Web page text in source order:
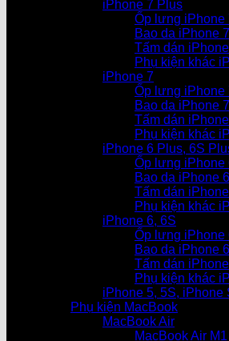
iPhone 7 Plus
Ốp lưng iPhone
Bao da iPhone
Tấm dán
Phụ kiện khác
iPhone 7
Ốp lưng iPhone
Bao da iPhone 7
Tấm dán
Phụ kiện khác
iPhone 6 Plus, 6S
Ốp lưng iPhone
Bao da iPhone
Tấm dán
Phụ kiện khác
iPhone 6, 6S
Ốp lưng iPhone
Bao da iPhone
Tấm dán
Phụ kiện khác
iPhone 5, 5S, iPhone
Phụ kiện MacBook
MacBook Air
MacBook Air